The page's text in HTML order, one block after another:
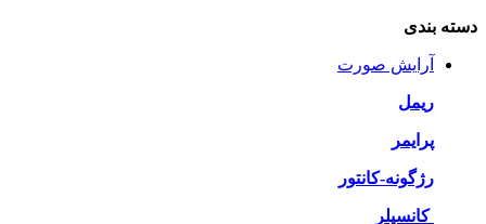
دسته بندی
آرایش صورت
ریمل
پرایمر
رژگونه-کانتور
کانسیلر